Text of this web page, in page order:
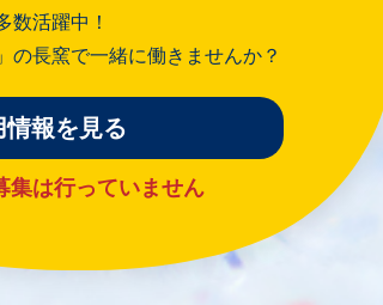
数活躍中！
の長窯で一緒に働きませんか？
情報を見る
は行っていません